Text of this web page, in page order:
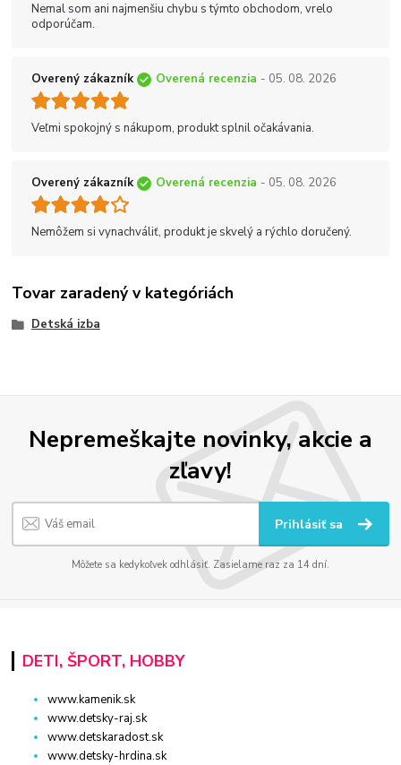
Nemal som ani najmenšiu chybu s týmto obchodom, vrelo
odporúčam.
Overený zákazník Overená recenzia - 05. 08. 2026
Veľmi spokojný s nákupom, produkt splnil očakávania.
Overený zákazník Overená recenzia - 05. 08. 2026
Nemôžem si vynachváliť, produkt je skvelý a rýchlo doručený.
Tovar zaradený v kategóriách
Detská izba
Nepremeškajte novinky, akcie a
zľavy!
Prihlásiť sa
Môžete sa kedykoľvek odhlásiť. Zasielame raz za 14 dní.
DETI, ŠPORT, HOBBY
www.kamenik.sk
www.detsky-raj.sk
www.detskaradost.sk
www.detsky-hrdina.sk